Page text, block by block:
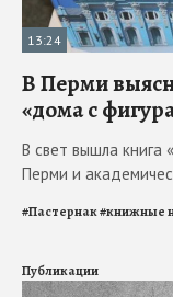
13:24
В Перми
«дома с
В свет вышла книга
Перми и
#Пастернак#книжные
Публикации